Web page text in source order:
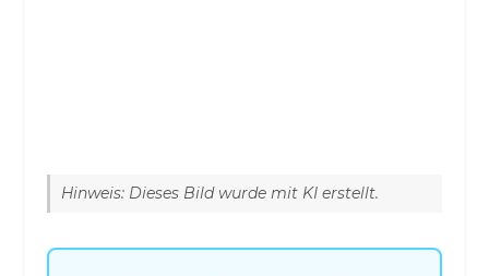
Hinweis: Dieses Bild wurde mit KI erstellt.